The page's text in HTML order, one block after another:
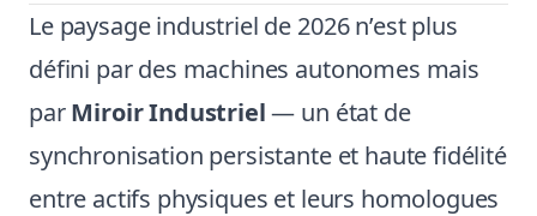
Le paysage industriel de 2026 n’est plus
défini par des machines autonomes mais
parMiroir Industriel— un état de
synchronisation persistante et haute fidélité
entre actifs physiques et leurs homologues